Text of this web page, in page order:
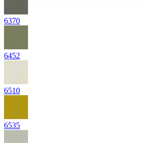
6370
6452
6510
6535